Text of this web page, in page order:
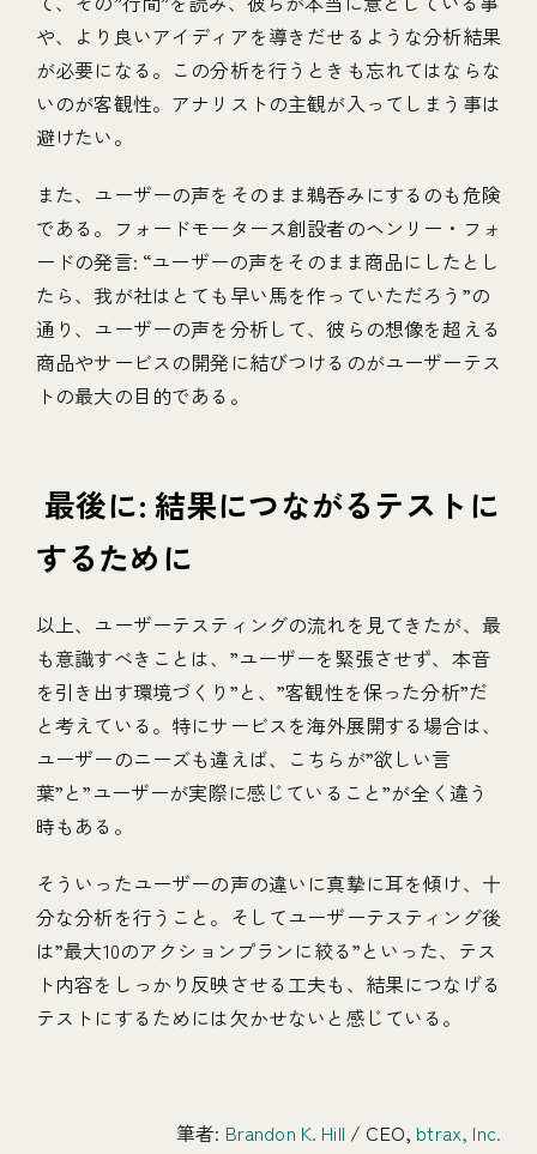
や、より良いアイディアを導きだせるような分析結果
が必要になる。この分析を行うときも忘れてはならな
いのが客観性。アナリストの主観が入ってしまう事は
避けたい。
また、ユーザーの声をそのまま鵜呑みにするのも危険
である。フォードモータース創設者のヘンリー・フォ
ードの発言: “ユーザーの声をそのまま商品にしたとし
たら、我が社はとても早い馬を作っていただろう”の
通り、ユーザーの声を分析して、彼らの想像を超える
商品やサービスの開発に結びつけるのがユーザーテス
トの最大の目的である。
最後に: 結果につながるテストに
するために
以上、ユーザーテスティングの流れを見てきたが、最
も意識すべきことは、”ユーザーを緊張させず、本音
を引き出す環境づくり”と、”客観性を保った分析”だ
と考えている。特にサービスを海外展開する場合は、
ユーザーのニーズも違えば、こちらが”欲しい言
葉”と”ユーザーが実際に感じていること”が全く違う
時もある。
そういったユーザーの声の違いに真摯に耳を傾け、十
分な分析を行うこと。そしてユーザーテスティング後
は”最大10のアクションプランに絞る”といった、テス
ト内容をしっかり反映させる工夫も、結果につなげる
テストにするためには欠かせないと感じている。
筆者: Brandon K. Hill / CEO, btrax, Inc.